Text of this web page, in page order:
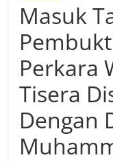
Masuk
Perkara
Tisera
Dengan